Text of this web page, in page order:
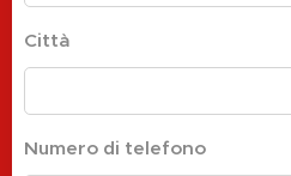
Città
Numero di telefono